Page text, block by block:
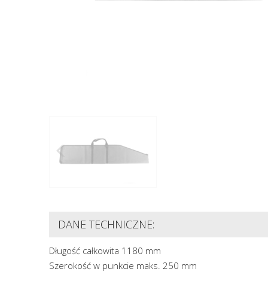
DANE TECHNICZNE:
Długość całkowita 1180 mm
Szerokość w punkcie maks. 250 mm